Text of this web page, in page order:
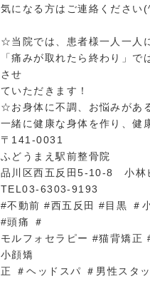
気になる方はご連絡ください
☆当院では、患者様一人一人
「痛みが取れたら終わり」
させ
ていただきます！
☆お身体に不調、お悩みがあ
一緒に健康な身体を作り、健
〒141-0031
ふどうまえ駅前整骨院
品川区西五反田5-10-8 小林
TEL03-6303-9193
#不動前 #西五反田 #目黒 ＃
#頭痛 ＃
モルフォセラピー #猫背矯
小顔矯
正 ＃ヘッドスパ ＃男性ス